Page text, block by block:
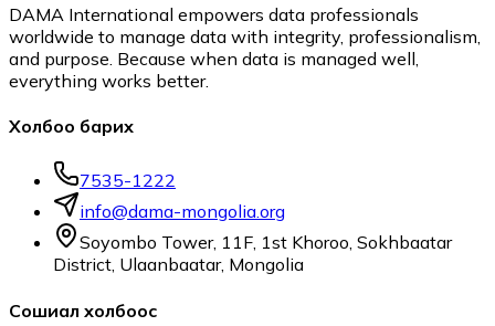
DAMA International empowers data professionals
worldwide to manage data with integrity, professionalism,
and purpose. Because when data is managed well,
everything works better.
Холбоо барих
7535-1222
info@dama-mongolia.org
Soyombo Tower, 11F, 1st Khoroo, Sokhbaatar
District, Ulaanbaatar, Mongolia
Сошиал холбоос